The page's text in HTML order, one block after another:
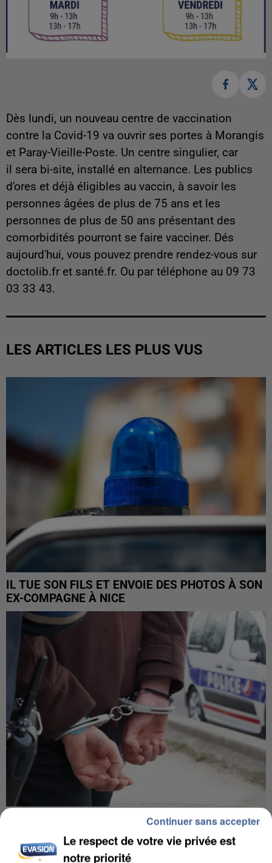
Dès lundi, un nouveau centre de vaccination
contre la Covid-19 va ouvrir ses portes à Morangis
et Paray-Vieille-Poste. Un centre singulier, car
il sera bi-site, installé en alternance. Les publics
d'ores et déjà éligibles au vaccin, à savoir les
personnes âgées de plus de 75 ans et les
personnes de plus de 50 ans présentant des
comorbidités pourront se faire vacciner. Dés
aujourd'hui, vous pouvez prendre rendez-vous sur
doctolib.fr et santé.fr. Ou par téléphone au 09 73
03 33 43.
LES ARTICLES LES PLUS VUS
IL TUE SON FILS ET ENVOIE DES PHOTOS À SON
EX-COMPAGNE À NICE
L’UN DES FONDATEURS SUPPOSÉS DE LA DZ
Le respect de votre vie privée est
notre priorité
Continuer sans accepter